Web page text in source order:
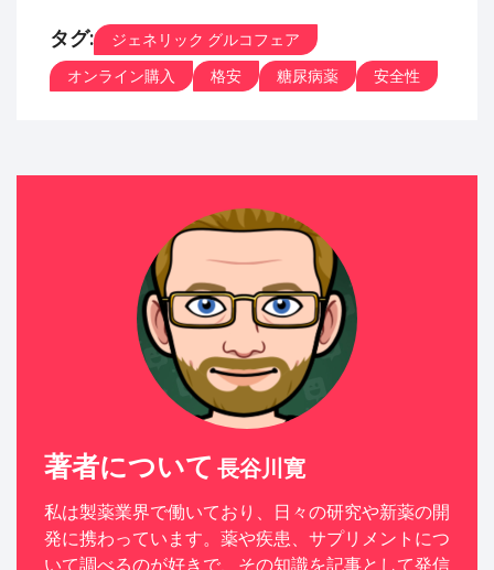
タグ:
ジェネリック グルコフェア
オンライン購入
格安 糖尿病薬 安全性
著者について 長谷川寛
私は製薬業界で働いており、日々の研究や新薬の開
発に携わっています。薬や疾患、サプリメントにつ
いて調べるのが好きで、その知識を記事として発信